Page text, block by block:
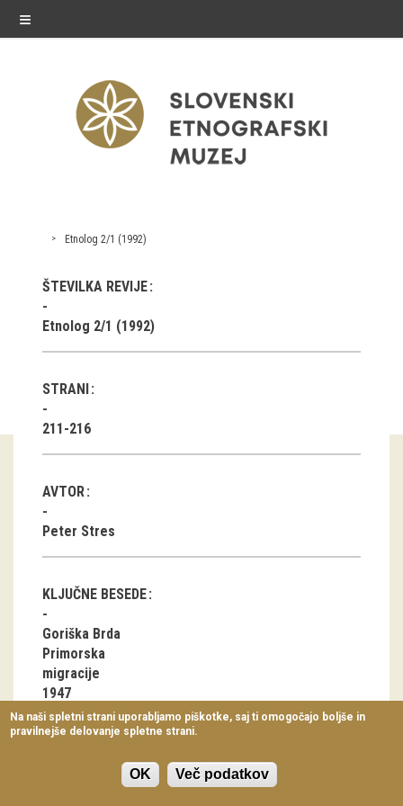
≡
razstave
Stalne razstave
Občasne razstave
Gostovanja
E-razstave
Virtualni sprehodi
Razstavni projekti
Napovednik
Arhiv razstav
Koledar dogodkov
Prireditve
Predavanja
Delavnice
Vodeni ogledi
Etnolog 2/1 (1992)
ŠTEVILKA REVIJE
Etnolog 2/1 (1992)
STRANI
211-216
AVTOR
Peter Stres
KLJUČNE BESEDE
Goriška Brda
Primorska
migracije
1947
Slovenija
notranja politika
Na naši spletni strani uporabljamo piškotke, saj ti omogočajo boljše in
pravilnejše delovanje spletne strani.
OK Več podatkov